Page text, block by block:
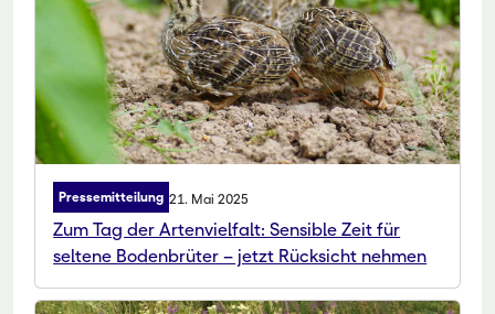
Pressemitteilung 21. Mai 2025
Zum Tag der Artenvielfalt: Sensible Zeit für
seltene Bodenbrüter – jetzt Rücksicht nehmen